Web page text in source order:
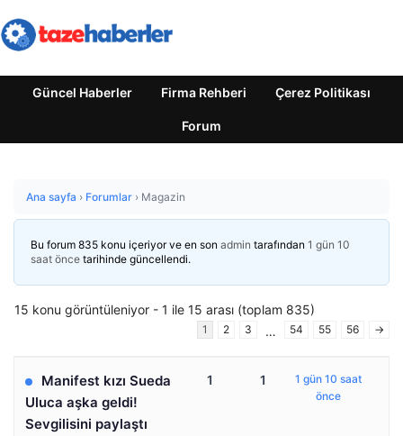
Güncel Haberler Firma Rehberi Çerez Politikası
Forum
Ana sayfa › Forumlar › Magazin
Bu forum 835 konu içeriyor ve en son admin tarafından 1 gün 10
saat önce tarihinde güncellendi.
15 konu görüntüleniyor - 1 ile 15 arası (toplam 835)
1 2 3 … 54 55 56 →
Manifest kızı Sueda
Uluca aşka geldi!
Sevgilisini paylaştı
1 1
1 gün 10 saat
önce